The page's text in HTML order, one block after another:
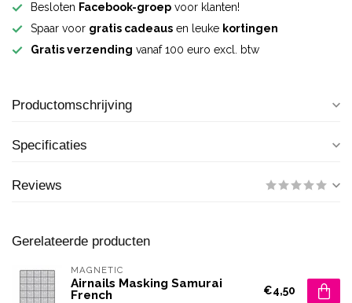
Besloten Facebook-groep voor klanten!
Spaar voor gratis cadeaus en leuke kortingen
Gratis verzending vanaf 100 euro excl. btw
Productomschrijving
Specificaties
Reviews
Gerelateerde producten
MAGNETIC
Airnails Masking Samurai
French
€4,50